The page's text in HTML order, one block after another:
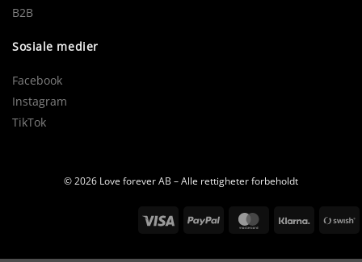
B2B
Sosiale medier
Facebook
Instagram
TikTok
© 2026 Love forever AB – Alle rettigheter forbeholdt
Visum PayPal MasterCardKlarna